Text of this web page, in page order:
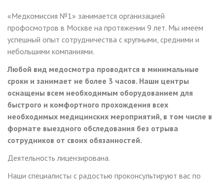
«Медкомиссия №1» занимается организацией
профосмотров в Москве на протяжении 9 лет. Мы имеем
успешный опыт сотрудничества с крупными, средними и
небольшими компаниями.
Любой вид медосмотра проводится в минимальные
сроки и занимает не более 3 часов. Наши центры
оснащены всем необходимым оборудованием для
быстрого и комфортного прохождения всех
необходимых медицинских мероприятий, в том числе в
формате выездного обследования без отрыва
сотрудников от своих обязанностей.
Деятельность лицензирована.
Наши специалисты с радостью проконсультируют вас по